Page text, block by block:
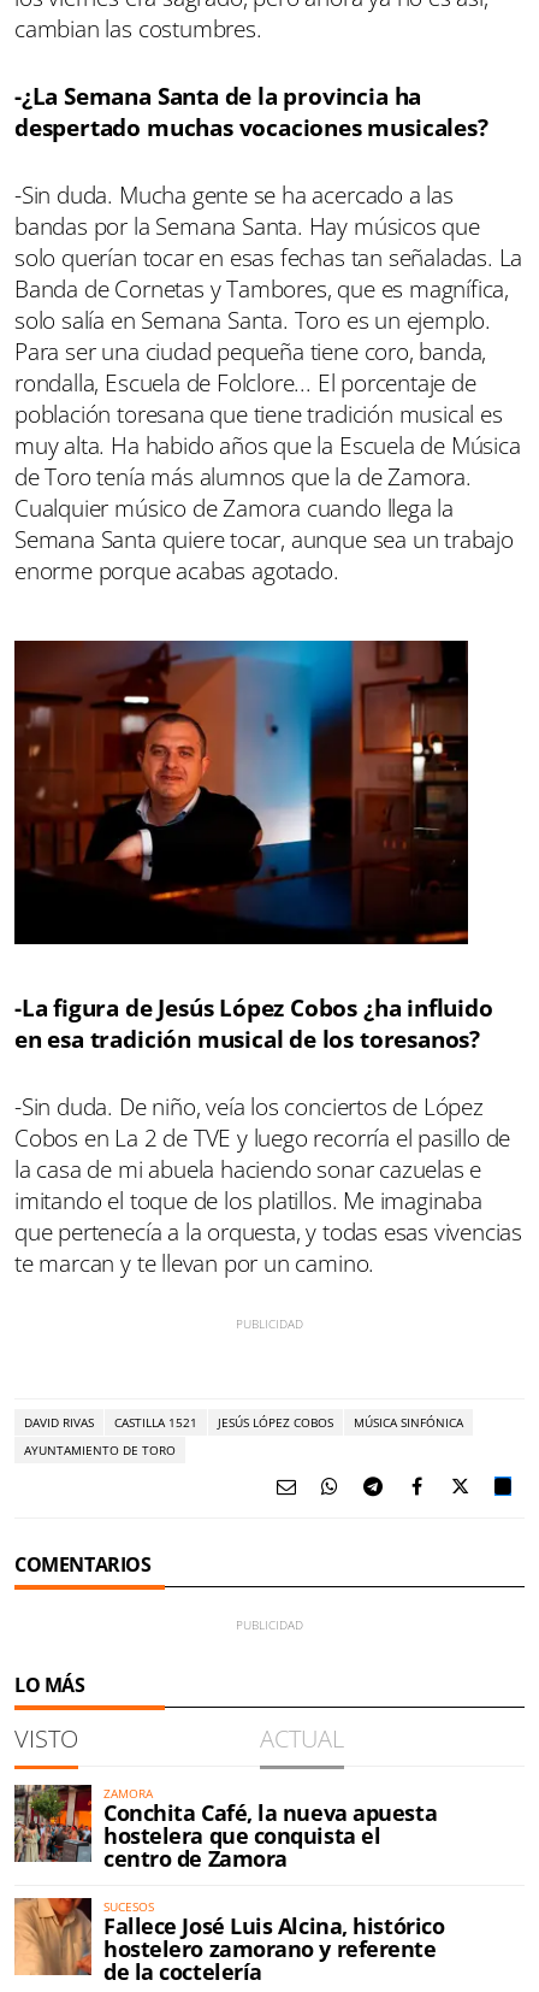
cambian las costumbres.
-¿La Semana Santa de la provincia ha
despertado muchas vocaciones musicales?
-Sin duda. Mucha gente se ha acercado a las
bandas por la Semana Santa. Hay músicos que
solo querían tocar en esas fechas tan señaladas. La
Banda de Cornetas y Tambores, que es magnífica,
solo salía en Semana Santa. Toro es un ejemplo.
Para ser una ciudad pequeña tiene coro, banda,
rondalla, Escuela de Folclore... El porcentaje de
población toresana que tiene tradición musical es
muy alta. Ha habido años que la Escuela de Música
de Toro tenía más alumnos que la de Zamora.
Cualquier músico de Zamora cuando llega la
Semana Santa quiere tocar, aunque sea un trabajo
enorme porque acabas agotado.
-La figura de Jesús López Cobos ¿ha influido
en esa tradición musical de los toresanos?
-Sin duda. De niño, veía los conciertos de López
Cobos en La 2 de TVE y luego recorría el pasillo de
la casa de mi abuela haciendo sonar cazuelas e
imitando el toque de los platillos. Me imaginaba
que pertenecía a la orquesta, y todas esas vivencias
te marcan y te llevan por un camino.
DAVID RIVAS CASTILLA 1521 JESÚS LÓPEZ COBOS
MÚSICA SINFÓNICA
AYUNTAMIENTO DE TORO
COMENTARIOS
LO MÁS
VISTO ACTUAL
ZAMORA
Conchita Café, la nueva apuesta
hostelera que conquista el
centro de Zamora
SUCESOS
Fallece José Luis Alcina, histórico
hostelero zamorano y referente
de la coctelería